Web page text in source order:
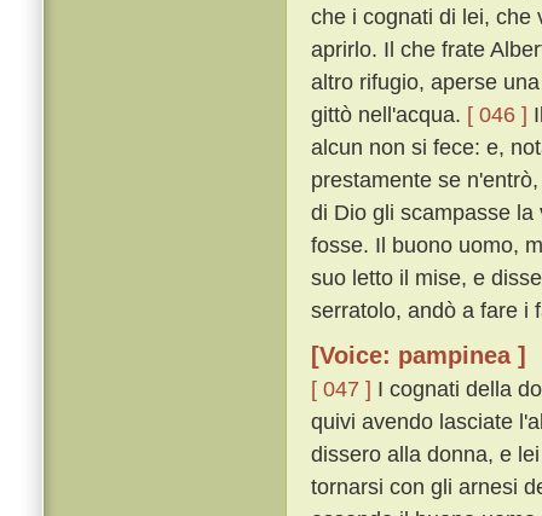
che i cognati di lei, che
aprirlo. Il che frate
altro rifugio, aperse
gittò nell'acqua. [ 046 ]
alcun non si fece: e,
prestamente se
di Dio gli scampasse
fosse. Il buono uomo,
suo letto il mise, e
serratolo, andò a fare i
[Voice: pampinea ]
[ 047 ] I cognati della
quivi avendo lasciate
dissero alla donna, e
tornarsi con gli arnesi